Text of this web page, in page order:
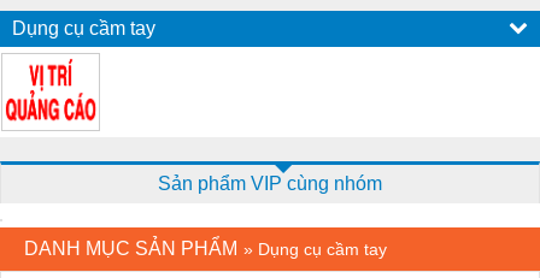
Dụng cụ cầm tay
Sản phẩm VIP cùng nhóm
DANH MỤC SẢN PHẨM » Dụng cụ cầm tay